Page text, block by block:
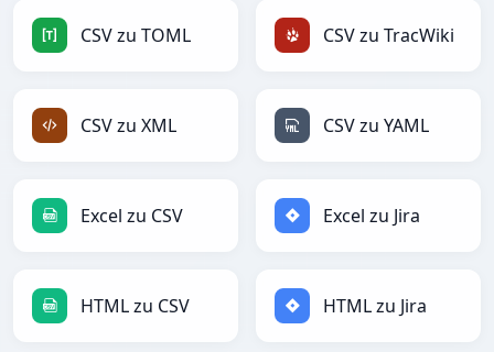
CSV zu TOML CSV zu TracWiki
CSV zu XML CSV zu YAML
Excel zu CSV Excel zu Jira
HTML zu CSV HTML zu Jira